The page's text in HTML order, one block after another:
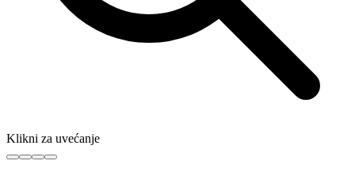
Klikni za uvećanje